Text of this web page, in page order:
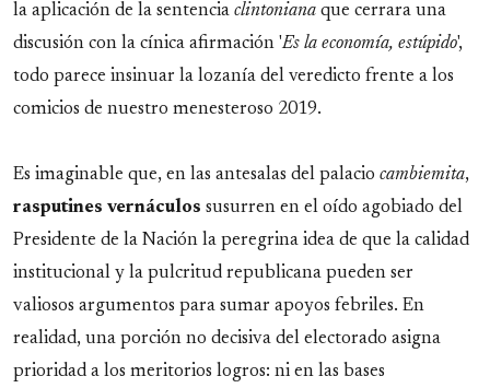
la aplicación de la sentencia clintoniana que cerrara una
discusión con la cínica afirmación 'Es la economía, estúpido',
todo parece insinuar la lozanía del veredicto frente a los
comicios de nuestro menesteroso 2019.
Es imaginable que, en las antesalas del palacio cambiemita,
rasputines vernáculos susurren en el oído agobiado del
Presidente de la Nación la peregrina idea de que la calidad
institucional y la pulcritud republicana pueden ser
valiosos argumentos para sumar apoyos febriles. En
realidad, una porción no decisiva del electorado asigna
prioridad a los meritorios logros: ni en las bases